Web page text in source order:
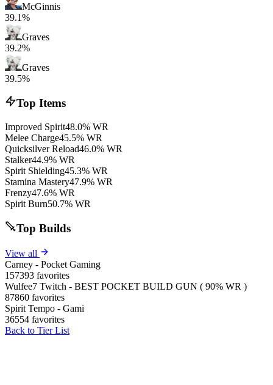
McGinnis
39.1%
Graves
39.2%
Graves
39.5%
Top Items
Improved Spirit48.0% WR
Melee Charge45.5% WR
Quicksilver Reload46.0% WR
Stalker44.9% WR
Spirit Shielding45.3% WR
Stamina Mastery47.9% WR
Frenzy47.6% WR
Spirit Burn50.7% WR
Top Builds
View all
Carney - Pocket Gaming
157393 favorites
Wulfee7 Twitch - BEST POCKET BUILD GUN ( 90% WR )
87860 favorites
Spirit Tempo - Gami
36554 favorites
Back to Tier List